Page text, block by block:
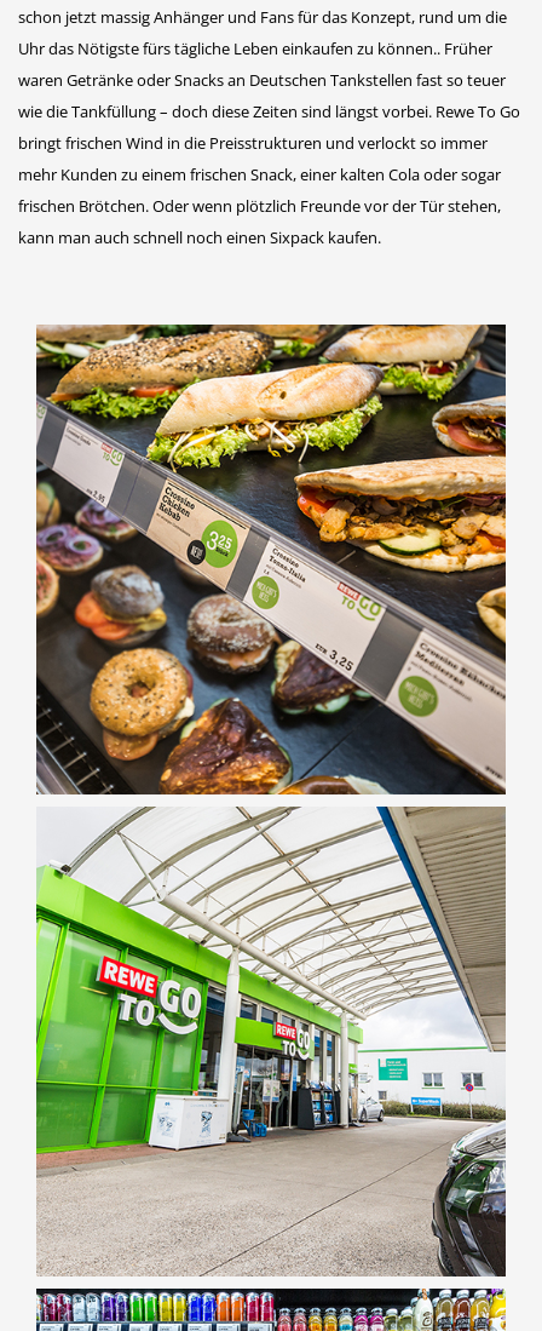
schon jetzt massig Anhänger und Fans für das Konzept, rund um die
Uhr das Nötigste fürs tägliche Leben einkaufen zu können.. Früher
waren Getränke oder Snacks an Deutschen Tankstellen fast so teuer
wie die Tankfüllung – doch diese Zeiten sind längst vorbei. Rewe To Go
bringt frischen Wind in die Preisstrukturen und verlockt so immer
mehr Kunden zu einem frischen Snack, einer kalten Cola oder sogar
frischen Brötchen. Oder wenn plötzlich Freunde vor der Tür stehen,
kann man auch schnell noch einen Sixpack kaufen.